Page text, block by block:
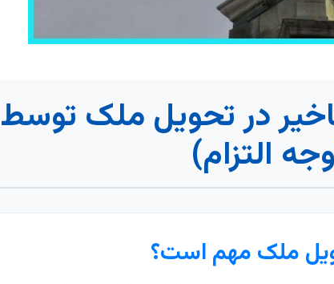
در تحویل ملک توسط
التزام)
ملک مهم است؟